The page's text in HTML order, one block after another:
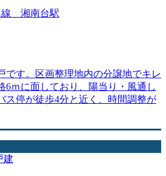
線 湘南台駅
です。区画整理地内の分譲地でキレ
6ｍに面しており、陽当り・風通し
ス停が徒歩4分と近く、時間調整が
建